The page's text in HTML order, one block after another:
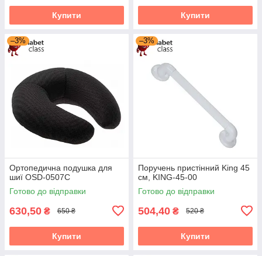
Купити Купити
–3%
Ортопедична подушка для
шиї OSD-0507C
Готово до відправки
630,50 ₴ 650 ₴
Купити
–3%
Поручень пристінний King 45
см, KING-45-00
Готово до відправки
504,40 ₴ 520 ₴
Купити